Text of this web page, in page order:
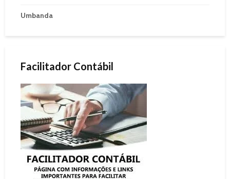
Umbanda
Facilitador Contábil